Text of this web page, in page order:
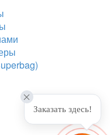
Заказать здесь!